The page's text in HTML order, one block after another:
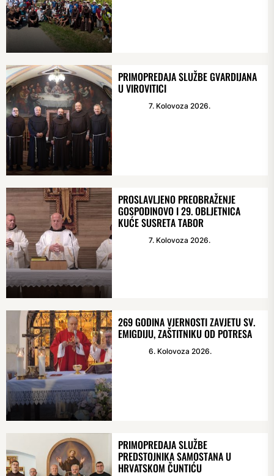
PRIMOPREDAJA SLUŽBE GVARDIJANA
U VIROVITICI
7. Kolovoza 2026.
PROSLAVLJENO PREOBRAŽENJE
GOSPODINOVO I 29. OBLJETNICA
KUĆE SUSRETA TABOR
7. Kolovoza 2026.
269 GODINA VJERNOSTI ZAVJETU SV.
EMIGDIJU, ZAŠTITNIKU OD POTRESA
6. Kolovoza 2026.
PRIMOPREDAJA SLUŽBE
PREDSTOJNIKA SAMOSTANA U
HRVATSKOM ČUNTIĆU